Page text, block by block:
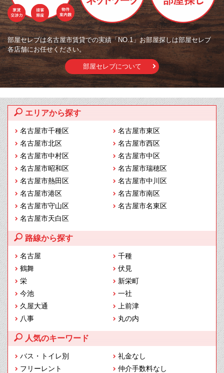
部屋セレブは名古屋市賃貸での実績「NO.1」お部屋探しは部屋セレブ
各店舗にお任せください。
部屋セレブについて
エリアから探す
名古屋市千種区
名古屋市東区
名古屋市北区
名古屋市西区
名古屋市中村区
名古屋市中区
名古屋市昭和区
名古屋市瑞穂区
名古屋市熱田区
名古屋市中川区
名古屋市港区
名古屋市南区
名古屋市守山区
名古屋市名東区
名古屋市天白区
路線から探す
名古屋
千種
鶴舞
伏見
栄
新栄町
今池
一社
久屋大通
上前津
八事
丸の内
人気のキーワード
バス・トイレ別
礼金なし
フリーレント
仲介手数料なし